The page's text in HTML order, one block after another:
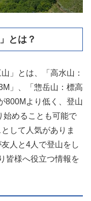
とは？
」とは、「高水山：
」、「惣岳山：標高
800Mより低く、登山
始めることも可能で
して人気がありま
人と4人で登山をし
皆様へ役立つ情報を